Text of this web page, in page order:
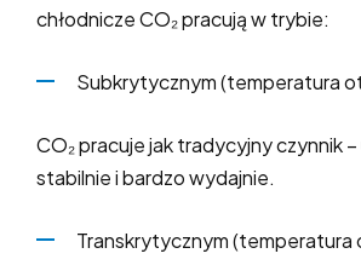
chłodnicze CO₂ pracują w trybie:
Subkrytycznym (temperatura
CO₂ pracuje jak tradycyjny czynnik –
stabilnie i bardzo wydajnie.
Transkrytycznym (temperatura